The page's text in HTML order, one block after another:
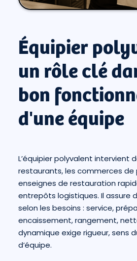
Équipier
un rôle clé
bon
d'une équipe
L’équipier polyvalent intervient
restaurants, les commerces de
enseignes de restauration
entrepôts logistiques. Il assure
selon les besoins : service,
encaissement, rangement,
dynamique exige rigueur, sens
d’équipe.